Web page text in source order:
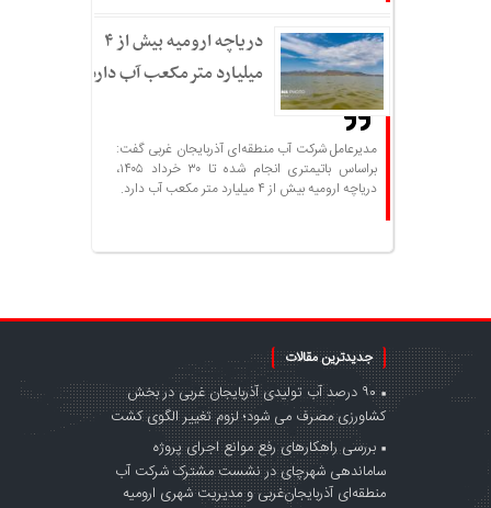
دریاچه ارومیه بیش از ۴
میلیارد مترمکعب آب دارد
مدیرعامل شرکت آب منطقه‌ای آذربایجان غربی گفت:
براساس باتیمتری انجام شده تا ۳۰ خرداد ۱۴۰۵،
دریاچه ارومیه بیش از ۴ میلیارد متر مکعب آب دارد.
جدیدترین مقالات
۹۰ درصد آب تولیدی آذربایجان غربی در بخش
کشاورزی مصرف می شود؛ لزوم تغییر الگوی کشت
بررسی راهکارهای رفع موانع اجرای پروژه
ساماندهی شهرچای در نشست مشترک شرکت آب
منطقه‌ای آذربایجان‌غربی و مدیریت شهری ارومیه